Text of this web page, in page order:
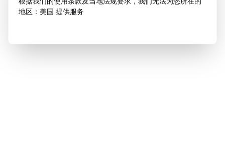
地区：美国 提供服务